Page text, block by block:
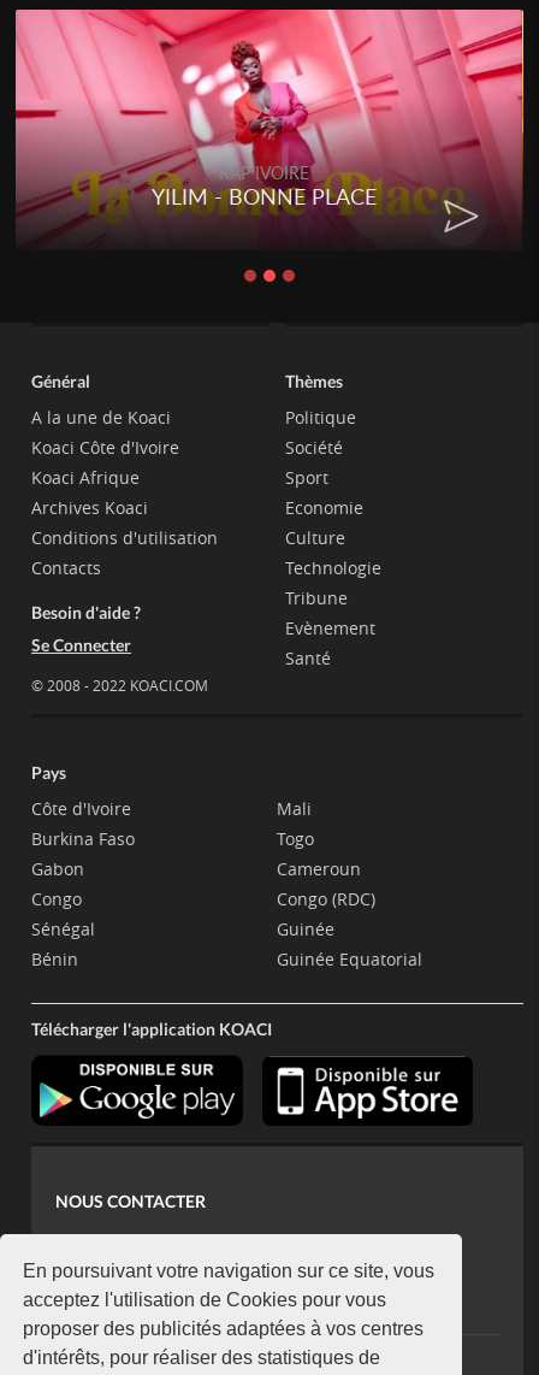
En poursuivant votre navigation sur ce site, vous
acceptez l'utilisation de Cookies pour vous
proposer des publicités adaptées à vos centres
d'intérêts, pour réaliser des statistiques de
RAP IVOIRE
YILIM - BONNE PLACE
Général
A la une de Koaci
Koaci Côte d'Ivoire
Koaci Afrique
Archives Koaci
Conditions d'utilisation
Contacts
Besoin d'aide ?
Se Connecter
© 2008 - 2022 KOACI.COM
Thèmes
Politique
Société
Sport
Economie
Culture
Technologie
Tribune
Evènement
Santé
Pays
Côte d'Ivoire
Burkina Faso
Gabon
Congo
Sénégal
Bénin
Mali
Togo
Cameroun
Congo (RDC)
Guinée
Guinée Equatorial
Télécharger l'application KOACI
NOUS CONTACTER
koaci@yahoo.fr
+225 07 08 85 52 93